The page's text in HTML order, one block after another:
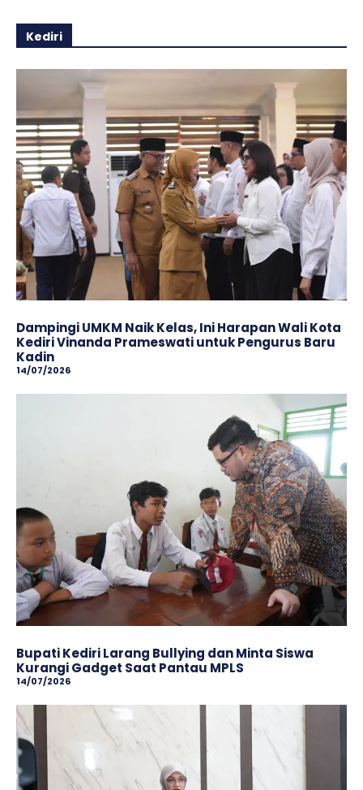
Kediri
Dampingi UMKM Naik Kelas, Ini Harapan Wali Kota
Kediri Vinanda Prameswati untuk Pengurus Baru
Kadin
14/07/2026
Bupati Kediri Larang Bullying dan Minta Siswa
Kurangi Gadget Saat Pantau MPLS
14/07/2026